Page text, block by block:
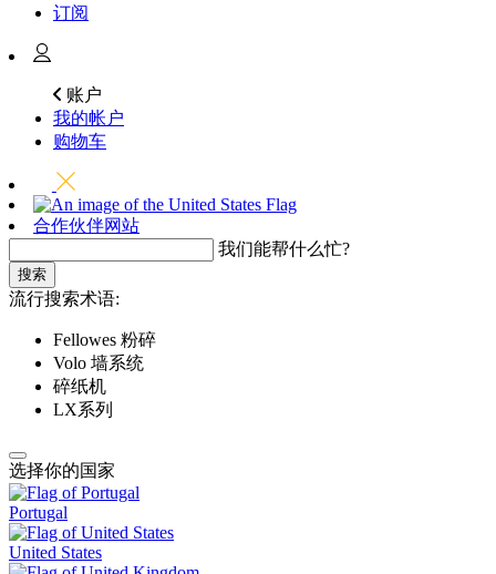
订阅
账户
我的帐户
购物车
合作伙伴网站
我们能帮什么忙?
搜索
流行搜索术语:
Fellowes 粉碎
Volo 墙系统
碎纸机
LX系列
选择你的国家
Portugal
United States